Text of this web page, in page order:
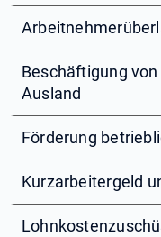
Beschäftigung
Ausland
Förderung
Kurzarbeitergeld